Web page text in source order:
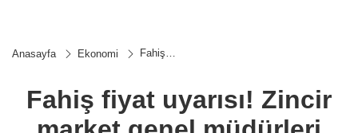
Anasayfa Ekonomi
Fahiş
Zincir
market
müdürleri
Fahiş fiyat uyarısı! Zincir